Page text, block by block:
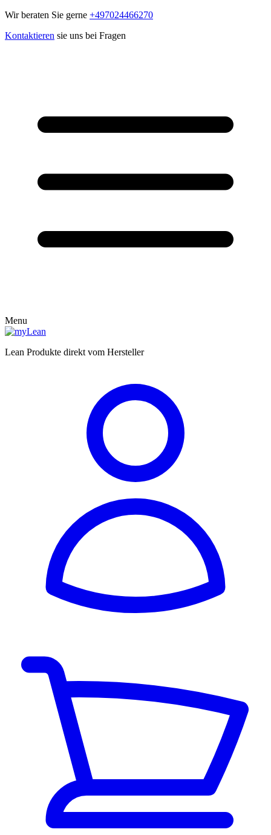
Wir beraten Sie gerne +497024466270
Kontaktieren sie uns bei Fragen
Menu
Lean Produkte direkt vom Hersteller